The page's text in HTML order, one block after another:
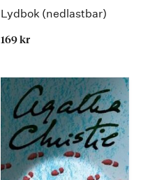
Lydbok (nedlastbar)
169 kr